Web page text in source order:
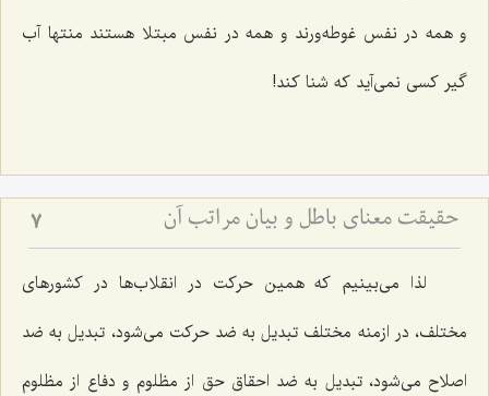
و همه در نفس غوطه‌ورند و همه در نفس مبتلا هستند منتها آب
گیر كسی نمی‌آید كه شنا كند!
حقیقت معنای باطل و بیان مراتب آن 7
لذا می‌بینیم كه همین حركت در انقلاب‌ها در كشورهای
مختلف، در ازمنه مختلف تبدیل به ضد حركت می‌شود، تبدیل به ضد
اصلاح می‌شود، تبدیل به ضد احقاق حق از مظلوم و دفاع از مظلوم